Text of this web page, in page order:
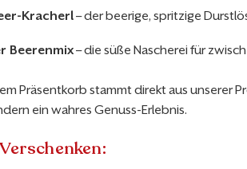
Kracherl– der beerige, spritzige
Beerenmix– die süße Nascherei für
Präsentkorb stammt direkt aus unserer
ein wahres Genuss-Erlebnis.